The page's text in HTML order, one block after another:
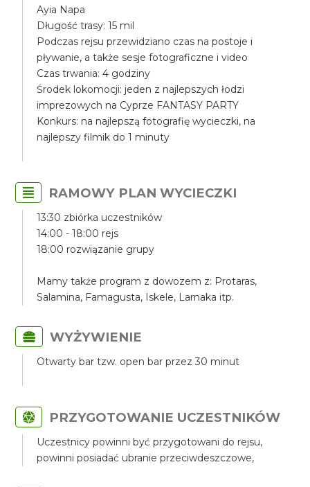
Ayia Napa
Długość trasy: 15 mil
Podczas rejsu przewidziano czas na postoje i
pływanie, a także sesje fotograficzne i video
Czas trwania: 4 godziny
Środek lokomocji: jeden z najlepszych łodzi
imprezowych na Cyprze FANTASY PARTY
Konkurs: na najlepszą fotografię wycieczki, na
najlepszy filmik do 1 minuty
RAMOWY PLAN WYCIECZKI
13:30 zbiórka uczestników
14:00 - 18:00 rejs
18:00 rozwiązanie grupy
Mamy także program z dowozem z: Protaras,
Salamina, Famagusta, Iskele, Larnaka itp.
WYŻYWIENIE
Otwarty bar tzw. open bar przez 30 minut
PRZYGOTOWANIE UCZESTNIKÓW
Uczestnicy powinni być przygotowani do rejsu,
powinni posiadać ubranie przeciwdeszczowe,